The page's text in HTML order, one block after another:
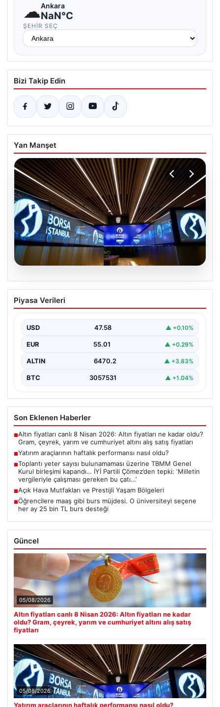
☁Ankara
NaN°C
ŞEHIR SEÇ
Bizi Takip Edin
Yan Manşet
05.08.2026
Yatırım araçlarının haftalık performansı
nasıl oldu?
bazda ortalama yüzde 0,27 değer kaybederken,
altının…
Piyasa Verileri
USD 47.58 ▲ +0.10%
EUR 55.01 ▲ +0.29%
ALTIN 6470.2 ▲ +3.83%
BTC 3057531 ▲ +1.04%
Son Eklenen Haberler
■Altın fiyatları canlı 8 Nisan 2026: Altın fiyatları ne kadar oldu?
Gram, çeyrek, yarım ve cumhuriyet altını alış satış fiyatları
■Yatırım araçlarının haftalık performansı nasıl oldu?
■Toplantı yeter sayısı bulunamaması üzerine TBMM Genel
Kurul birleşimi kapandı… İYİ Partili Çömez’den tepki: ‘Milletin
vergileriyle çalışması gereken bu çatı…’
■Açık Hava Mutfakları ve Prestijli Yaşam Bölgeleri
■Öğrencilere maaş gibi burs müjdesi. O üniversiteyi seçene
her ay 25 bin TL burs desteği
Güncel
05/08/2026
Altın fiyatları canlı 8 Nisan 2026: Altın fiyatları ne kadar
oldu? Gram, çeyrek, yarım ve cumhuriyet altını alış satış
fiyatları
05/08/2026
Yatırım araçlarının haftalık performansı nasıl oldu?